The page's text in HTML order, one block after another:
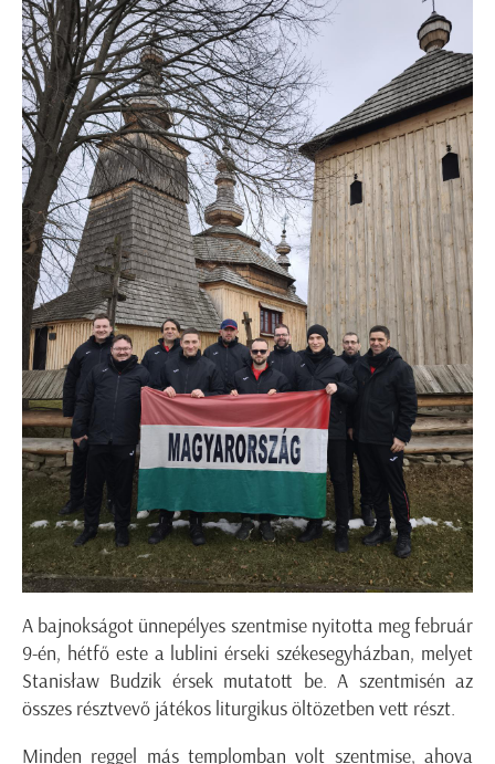
A bajnokságot ünnepélyes szentmise nyitotta megfebruár
9-én, hétfő este a lublini érseki székesegyházban, melyet
Stanisław Budzik érsek mutatott be. A szentmisén az
összes résztvevő játékos liturgikus öltözetben vett részt.
Minden reggel más templomban volt szentmise, ahova